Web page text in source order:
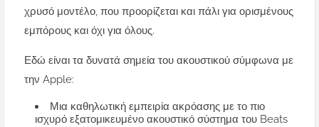
χρυσό μοντέλο, που προορίζεται και πάλι για ορισμένους
εμπόρους και όχι για όλους.
Εδώ είναι τα δυνατά σημεία του ακουστικού σύμφωνα με
την Apple:
Μια καθηλωτική εμπειρία ακρόασης με το πιο
ισχυρό εξατομικευμένο ακουστικό σύστημα του Beats